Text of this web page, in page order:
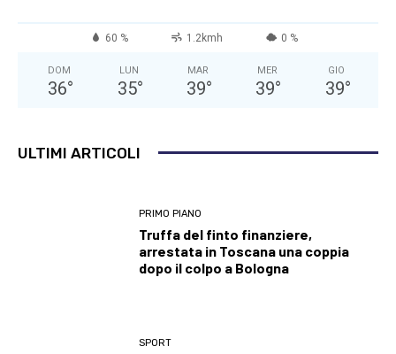
60 % 1.2kmh 0 %
DOM
36°
LUN
35°
MAR
39°
MER
39°
GIO
39°
ULTIMI ARTICOLI
PRIMO PIANO
Truffa del finto finanziere,
arrestata in Toscana una coppia
dopo il colpo a Bologna
SPORT